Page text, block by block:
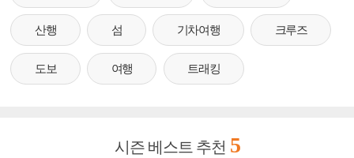
산행 섬 기차여행 크루즈
도보 여행 트래킹
시즌 베스트 추천 5